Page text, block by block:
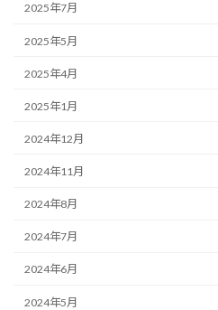
2025年7月
2025年5月
2025年4月
2025年1月
2024年12月
2024年11月
2024年8月
2024年7月
2024年6月
2024年5月